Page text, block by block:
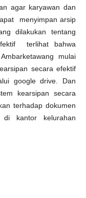
agar karyawan dan
menyimpan arsip
dilakukan tentang
terlihat bahwa
mulai
secara efektif
google drive. Dan
kearsipan secara
terhadap dokumen
kantor kelurahan